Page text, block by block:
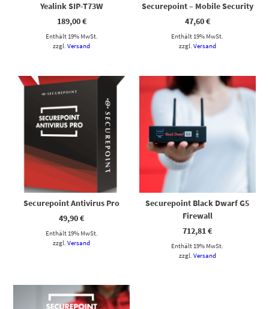
Yealink SIP-T73W
189,00€
Enthält 19% MwSt.
zzgl.Versand
Securepoint – Mobile Security
47,60€
Enthält 19% MwSt.
zzgl. Versand
Securepoint Antivirus Pro
49,90€
Enthält 19% MwSt.
zzgl.Versand
Securepoint Black Dwarf G5
Firewall
712,81€
Enthält 19% MwSt.
zzgl. Versand